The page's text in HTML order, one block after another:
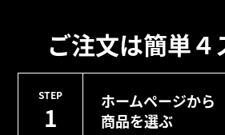
ご注文は簡単４
STEP
1
ホームページから
商品を選ぶ